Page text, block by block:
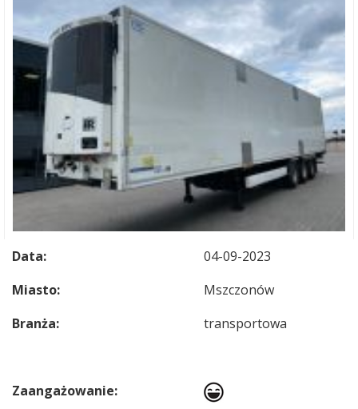
Data:
04-09-2023
Miasto:
Mszczonów
Branża:
transportowa
Zaangażowanie: